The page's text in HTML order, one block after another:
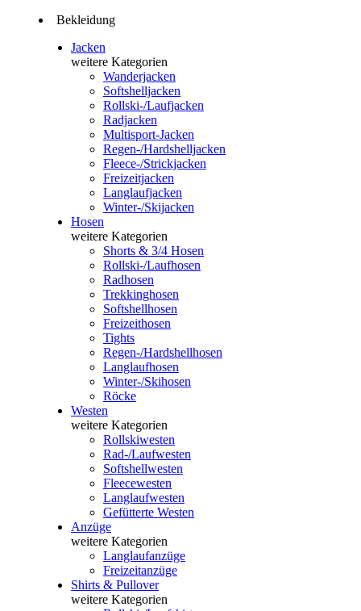
Bekleidung
Jacken
weitere Kategorien
Wanderjacken
Softshelljacken
Rollski-/Laufjacken
Radjacken
Multisport-Jacken
Regen-/Hardshelljacken
Fleece-/Strickjacken
Freizeitjacken
Langlaufjacken
Winter-/Skijacken
Hosen
weitere Kategorien
Shorts & 3/4 Hosen
Rollski-/Laufhosen
Radhosen
Trekkinghosen
Softshellhosen
Freizeithosen
Tights
Regen-/Hardshellhosen
Langlaufhosen
Winter-/Skihosen
Röcke
Westen
weitere Kategorien
Rollskiwesten
Rad-/Laufwesten
Softshellwesten
Fleecewesten
Langlaufwesten
Gefütterte Westen
Anzüge
weitere Kategorien
Langlaufanzüge
Freizeitanzüge
Shirts & Pullover
weitere Kategorien